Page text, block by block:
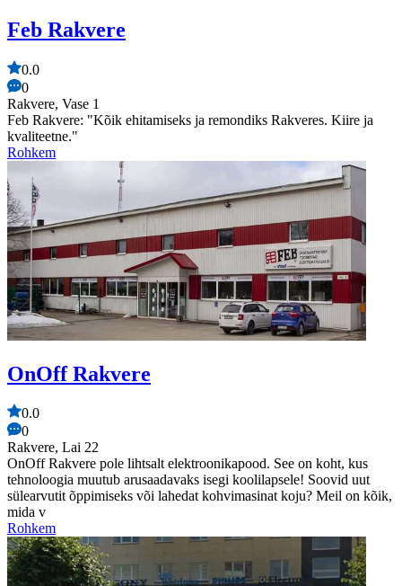
Feb Rakvere
0.0
0
Rakvere, Vase 1
Feb Rakvere: "Kõik ehitamiseks ja remondiks Rakveres. Kiire ja
kvaliteetne."
Rohkem
OnOff Rakvere
0.0
0
Rakvere, Lai 22
OnOff Rakvere pole lihtsalt elektroonikapood. See on koht, kus
tehnoloogia muutub arusaadavaks isegi koolilapsele! Soovid uut
sülearvutit õppimiseks või lahedat kohvimasinat koju? Meil on kõik,
mida v
Rohkem